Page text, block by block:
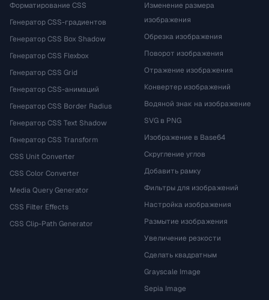
Форматирование CSS
Генератор CSS-градиентов
Генератор CSS Box Shadow
Генератор CSS Flexbox
Генератор CSS Grid
Генератор CSS-анимаций
Генератор CSS Border Radius
Генератор CSS Text Shadow
Генератор CSS Transform
CSS Unit Converter
CSS Color Converter
Media Query Generator
CSS Filter Effects
CSS Clip-Path Generator
Изменение размера
изображения
Обрезка изображения
Поворот изображения
Отражение изображения
Конвертер изображений
Водяной знак на изображение
SVG в PNG
Изображение в Base64
Скругление углов
Добавить рамку
Фильтры для изображений
Настройка изображения
Размытие изображения
Увеличение резкости
Сделать квадратным
Grayscale Image
Sepia Image